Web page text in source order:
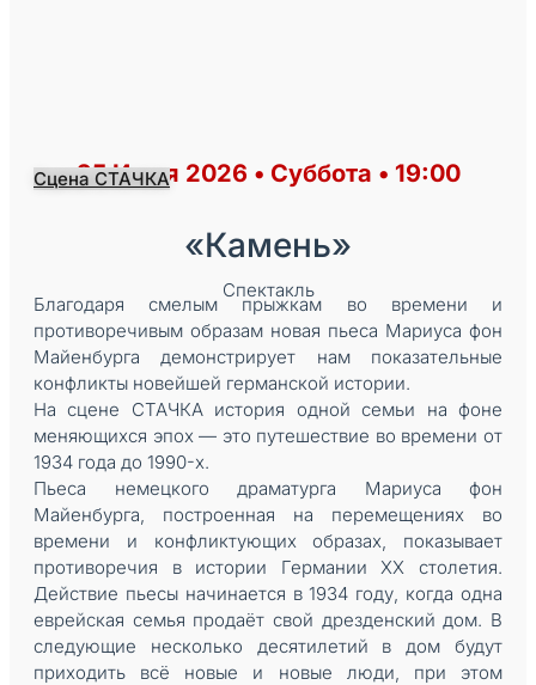
25 Июля 2026 • Суббота • 19:00
Сцена СТАЧКА
«Камень»
Спектакль
Благодаря смелым прыжкам во времени и
противоречивым образам новая пьеса Мариуса фон
Майенбурга демонстрирует нам показательные
конфликты новейшей германской истории.
На сцене СТАЧКА история одной семьи на фоне
меняющихся эпох — это путешествие во времени от
1934 года до 1990-х.
Пьеса немецкого драматурга Мариуса фон
Майенбурга, построенная на перемещениях во
времени и конфликтующих образах, показывает
противоречия в истории Германии XX столетия.
Действие пьесы начинается в 1934 году, когда одна
еврейская семья продаёт свой дрезденский дом. В
следующие несколько десятилетий в дом будут
приходить всё новые и новые люди, при этом